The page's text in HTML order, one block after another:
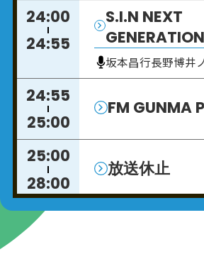
24:00
24:55
S.I.N NEXT
坂本昌行長野博井
24:55
25:00
FM GUNMA
25:00
28:00
放送休止
28:00
武部聡志の